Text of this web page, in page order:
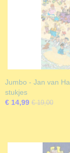
Jumbo - Jan van
stukjes
€ 14,99 € 19,00